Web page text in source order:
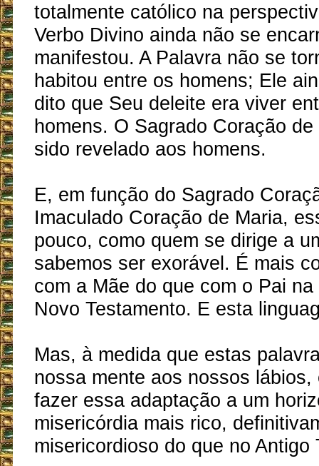
totalmente católico na
Verbo Divino ainda não se
manifestou. A Palavra não se
habitou entre os homens; Ele
dito que Seu deleite era viver
homens. O Sagrado Coração
sido revelado aos homens.
E, em função do Sagrado
Imaculado Coração de Maria,
pouco, como quem se dirige a
sabemos ser exorável. É mais
com a Mãe do que com o Pai
Novo Testamento. E esta
Mas, à medida que estas
nossa mente aos nossos lábios,
fazer essa adaptação a um
misericórdia mais rico,
misericordioso do que no Antigo